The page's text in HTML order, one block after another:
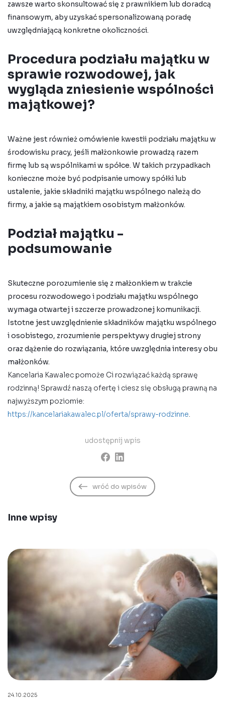
zawsze warto skonsultować się z prawnikiem lub doradcą
finansowym, aby uzyskać spersonalizowaną poradę
uwzględniającą konkretne okoliczności.
Procedura podziału majątku w
sprawie rozwodowej, jak
wygląda zniesienie wspólności
majątkowej?
Ważne jest również omówienie kwestii podziału majątku w
środowisku pracy, jeśli małżonkowie prowadzą razem
firmę lub są wspólnikami w spółce. W takich przypadkach
konieczne może być podpisanie umowy spółki lub
ustalenie, jakie składniki majątku wspólnego należą do
firmy, a jakie są majątkiem osobistym małżonków.
Podział majątku -
podsumowanie
Skuteczne porozumienie się z małżonkiem w trakcie
procesu rozwodowego i podziału majątku wspólnego
wymaga otwartej i szczerze prowadzonej komunikacji.
Istotne jest uwzględnienie składników majątku wspólnego
i osobistego, zrozumienie perspektywy drugiej strony
oraz dążenie do rozwiązania, które uwzględnia interesy obu
małżonków.
Kancelaria Kawalec pomoże Ci rozwiązać każdą sprawę
rodzinną! Sprawdź naszą ofertę i ciesz się obsługą prawną na
najwyższym poziomie:
https://kancelariakawalec.pl/oferta/sprawy-rodzinne.
wróć do wpisów
udostępnij wpis
Inne wpisy
24.10.2025